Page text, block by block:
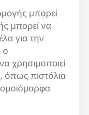
μπορεί
μπορεί να
για την
ο
χρησιμοποιεί
όπως πιστόλια
ομοιόμορφα